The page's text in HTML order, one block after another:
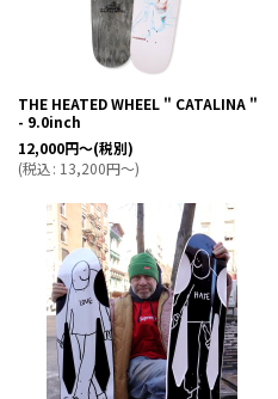
THE HEATED WHEEL " CATALINA "
- 9.0inch
12,000円～(税別)
(税込: 13,200円～)